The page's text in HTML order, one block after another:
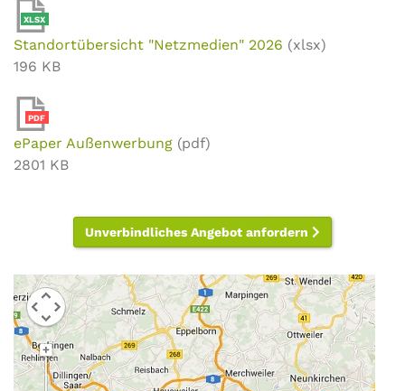
XLSX
Standortübersicht "Netzmedien" 2026 (xlsx)
196 KB
PDF
ePaper Außenwerbung (pdf)
2801 KB
Unverbindliches Angebot anfordern